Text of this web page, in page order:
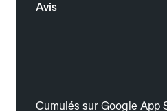
Avis
Cumulés sur Google App